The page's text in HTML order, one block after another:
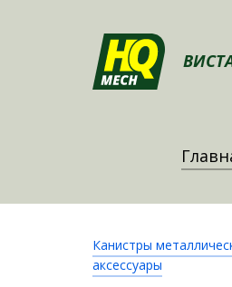
Канистры
аксессуары